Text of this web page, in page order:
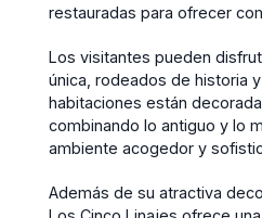
restauradas para ofrecer
Los visitantes pueden
única, rodeados de historia
habitaciones están
combinando lo antiguo y lo
ambiente acogedor y
Además de su atractiva